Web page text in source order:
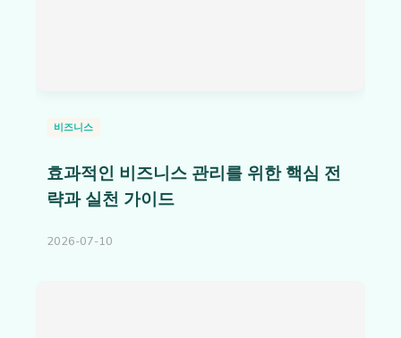
비즈니스
효과적인 비즈니스 관리를 위한 핵심 전
략과 실천 가이드
2026-07-10